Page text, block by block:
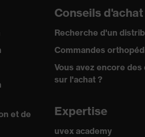
Ouverture de la mentonnière entre 150
d'objets pointus et aiguisés, Absorption
Résistance au feu, Résistance au froid
et de
Conseils d'achat
Recherche d'un
Commandes
Vous avez encore
sur l'achat ?
Expertise
uvex academy